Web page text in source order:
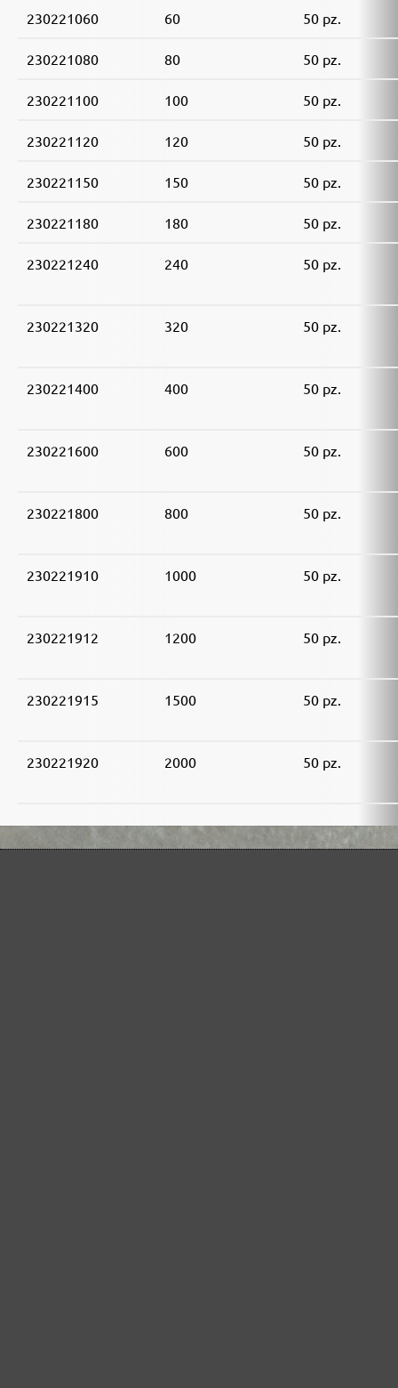
230221060 60 50 pz.
230221080 80 50 pz.
230221100 100 50 pz.
230221120 120 50 pz.
230221150 150 50 pz.
230221180 180 50 pz.
230221240 240 50 pz.
230221320 320 50 pz.
230221400 400 50 pz.
230221600 600 50 pz.
230221800 800 50 pz.
230221910 1000 50 pz.
230221912 1200 50 pz.
230221915 1500 50 pz.
230221920 2000 50 pz.
GAMMA DI ABRASIVI MENZER: